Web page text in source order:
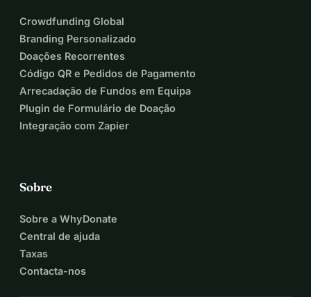
Crowdfunding Global
Branding Personalizado
Doações Recorrentes
Código QR e Pedidos de Pagamento
Arrecadação de Fundos em Equipa
Plugin de Formulário de Doação
Integração com Zapier
Sobre
Sobre a WhyDonate
Central de ajuda
Taxas
Contacta-nos